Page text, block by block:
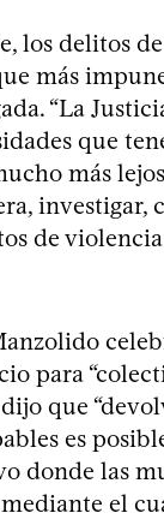
los delitos
más
“La
que
más
investigar,
de violencia
para
que
es
donde las
el